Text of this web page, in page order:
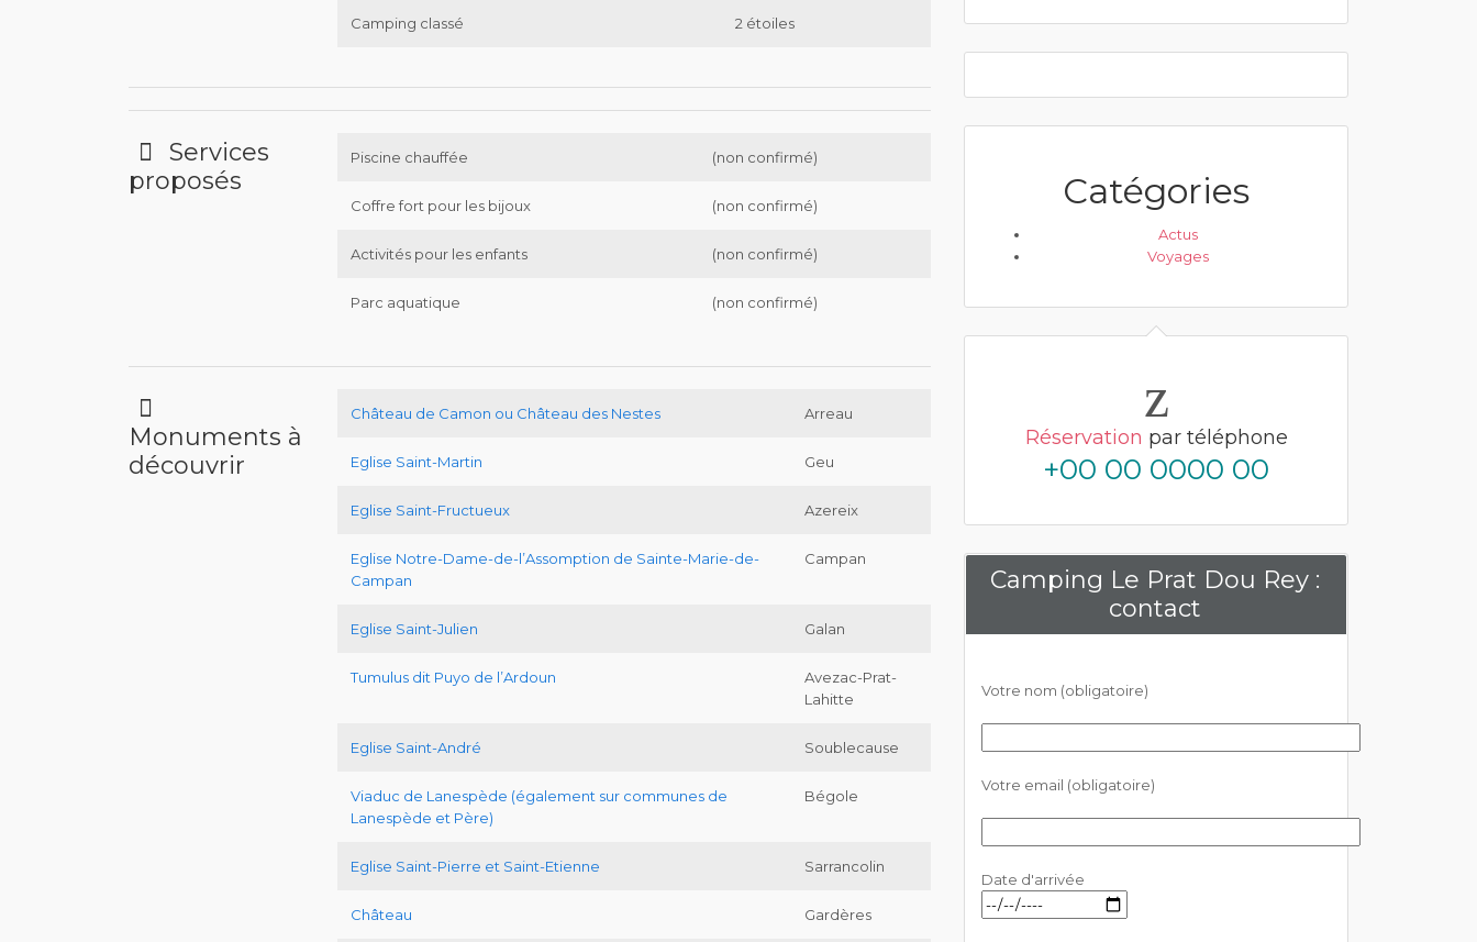
Camping classé 2 étoiles
Services
proposés
Piscine chauffée (non confirmé)
Coffre fort pour les bijoux (non confirmé)
Activités pour les enfants (non confirmé)
Parc aquatique (non confirmé)
Monuments à
découvrir
Château de Camon ou Château des Nestes Arreau
Eglise Saint-Martin Geu
Eglise Saint-Fructueux Azereix
Eglise Notre-Dame-de-l’Assomption de Sainte-Marie-de-
Campan
Campan
Eglise Saint-Julien Galan
Tumulus dit Puyo de l’Ardoun
Avezac-Prat-
Lahitte
Eglise Saint-André Soublecause
Viaduc de Lanespède (également sur communes de
Lanespède et Père)
Bégole
Eglise Saint-Pierre et Saint-Etienne Sarrancolin
Château Gardères
Catégories
Actus
Voyages
Réservation par téléphone
+00 00 0000 00
Camping Le Prat Dou Rey :
contact
Votre nom (obligatoire)
Votre email (obligatoire)
Date d'arrivée